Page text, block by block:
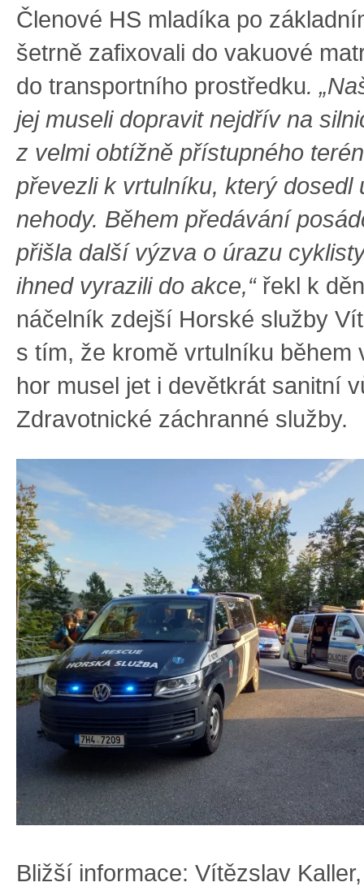
Členové HS mladíka po
šetrně zafixovali do vakuové
do transportního prostředku.
jej museli dopravit nejdřív na
z velmi obtížně přístupného
převezli k vrtulníku, který dosedl
nehody. Během předávání
přišla další výzva o úrazu
ihned vyrazili do akce,“řekl k
náčelník zdejší Horské služby
s tím, že kromě vrtulníku během
hor musel jet i devětkrát sanitní
Zdravotnické záchranné služby.
Bližší informace: Vítězslav